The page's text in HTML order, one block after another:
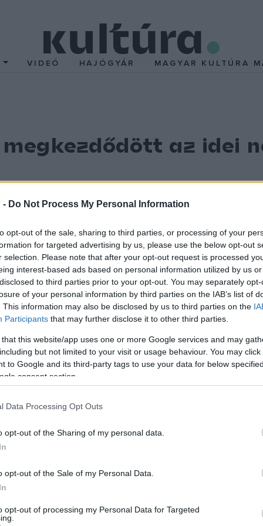
- Do Not Process My Personal Information
opt-out of the sale, sharing to third parties, or processing of your
for targeted advertising by us, please use the below opt-out
selection. Please note that after your opt-out request is processed
interest-based ads based on personal information utilized by us
to third parties prior to your opt-out. You may separately
of your personal information by third parties on the IAB’s list of
This information may also be disclosed by us to third parties on the
Participants that may further disclose it to other third parties.
that this website/app uses one or more Google services and may
but not limited to your visit or usage behaviour. You may
to Google and its third-party tags to use your data for below
consent section.
Data Processing Opt Outs
opt-out of the Sharing of my personal data.
opt-out of the Sale of my Personal Data.
opt-out of processing my Personal Data for Targeted
VIDEÓ HAJÓGYÁR MAGYAR KULTÚRA
az idei
(Szuperhősök) című alkotásának bemutatójával
Kelet-Európa egyetlen A kategóriás filmszemléje.
mintegy 170 filmjét láthatják az érdeklődők. Az
is ellátogatnak. A filmrajongók, akik ilyenkor nagy számban
aki Kristályglóbuszt kap a világ filmművészetét gazdagító
személyesen veszi át.
a gálán veheti át a fesztivál elnökének díját, csakúgy,
újra Karlovy Varyba látogat Liev Schreiber amerikai színész,
kívül pénzjutalom is jár.
de ezúttal nincs köztük magyar
szekció, amely a fiatal kelet-európai filmeseknek nyújtott
táján élő pályakezdő alkotók bemutatkozhatnak.
majd Nemes Anna és Csuja László
című alkotását,
is.